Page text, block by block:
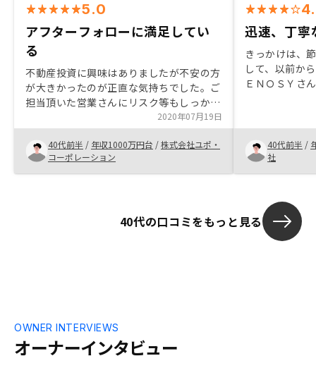
5.0
アフターフォローに満足してい
る
不動産投資に興味はありましたが不安の方
が大きかったのが正直な気持ちでした。ご
担当頂いた営業さんにリスク等もしっかり
とご説明頂き投資する目的も整理出来たの
で購入する事にしました。 アフターフォ
ローも満足しています。
2020年07月19日
40代前半 / 年収1000万円台 /株式会社ユポ・
コーポレーション
迅速、丁寧
きっかけは、
して、以前か
ＥＮＯＳＹさ
いたことです
が対応する際
万全にして頂
40代前半 /
社
40代の口コミをもっと見る
オーナーインタビュー
OWNER INTERVIEWS